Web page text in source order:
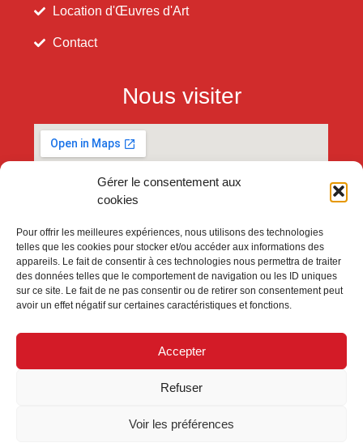
Gérer le consentement aux
cookies
Pour offrir les meilleures expériences, nous utilisons des technologies
telles que les cookies pour stocker et/ou accéder aux informations des
appareils. Le fait de consentir à ces technologies nous permettra de traiter
des données telles que le comportement de navigation ou les ID uniques
sur ce site. Le fait de ne pas consentir ou de retirer son consentement peut
avoir un effet négatif sur certaines caractéristiques et fonctions.
Accepter
Refuser
Voir les préférences
Location d'Œuvres d'Art
Contact
Nous visiter
Galerie Collégiale Lille – 1991 – 2026